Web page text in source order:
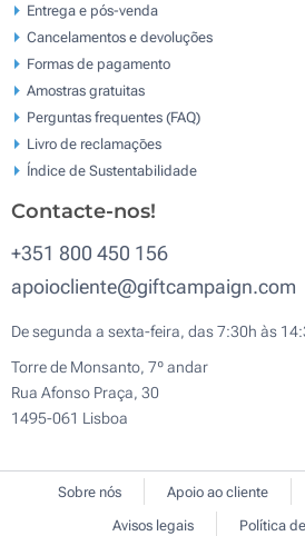
Entrega e pós-venda
Cancelamentos e devoluções
Formas de pagamento
Amostras gratuitas
Perguntas frequentes (FAQ)
Livro de reclamaçōes
Índice de Sustentabilidade
Contacte-nos!
+351 800 450 156
apoiocliente@giftcampaign.com
De segunda a sexta-feira, das 7:30h às
Torre de Monsanto, 7º andar
Rua Afonso Praça, 30
1495-061 Lisboa
Sobre nós Apoio ao cliente
Avisos legais
Política